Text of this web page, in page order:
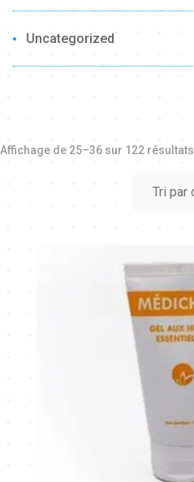
Uncategorized
Affichage de 25–36 sur 122 résultats